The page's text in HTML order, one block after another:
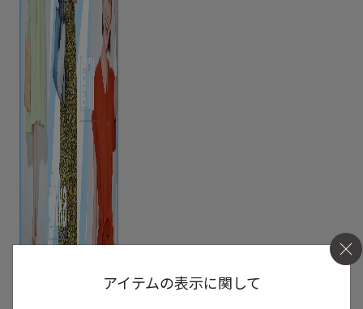
アイテムの表示に関して